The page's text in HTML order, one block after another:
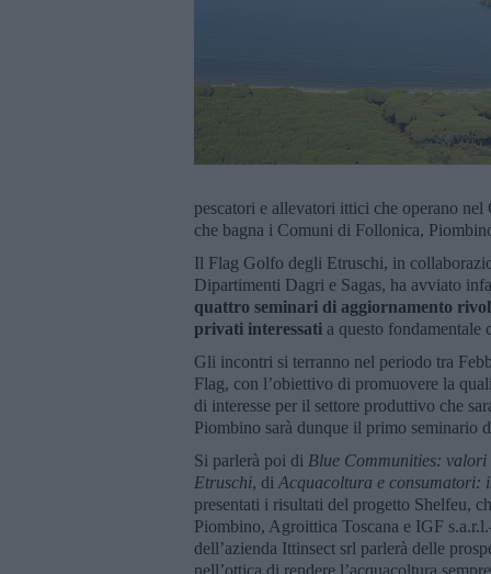
pescatori e allevatori ittici che operano
che bagna i Comuni di Follonica,
Il Flag Golfo degli Etruschi, in
Dipartimenti Dagri e Sagas, ha avviato
quattro seminari di aggiornamento
privati interessati a questo fondamentale
Gli incontri si terranno nel periodo tra
Flag, con l’obiettivo di promuovere la
di interesse per il settore produttivo che
Piombino sarà dunque il primo seminario
Si parlerà poi di Blue Communities:
Etruschi, di Acquacoltura e consumatori:
presentati i risultati del progetto Shelfeu,
Piombino, Agroittica Toscana e IGF
dell’azienda Ittinsect srl parlerà delle
nell’ottica di rendere l’acquacoltura